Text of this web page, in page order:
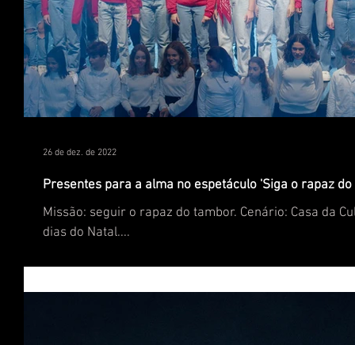
Presentes para a alma no espetáculo 'Siga o rapaz
Missão: seguir o rapaz do tambor. Cenário: Casa da
dias do Natal....
26 de dez. de 2022